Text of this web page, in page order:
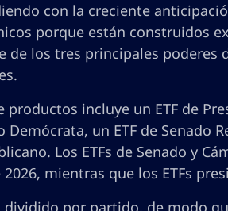
con la creciente
porque están construidos
de los tres principales poderes
productos incluye un ETF de
Demócrata, un ETF de Senado
Los ETFs de Senado y
mientras que los ETFs
dividido por partido, de modo